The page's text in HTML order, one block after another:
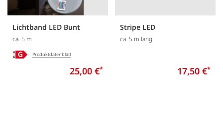
Lichtband LED Bunt
ca. 5 m
Produktdatenblatt
25,00 €*
Stripe LED
ca. 5 m lang
17,50 €*